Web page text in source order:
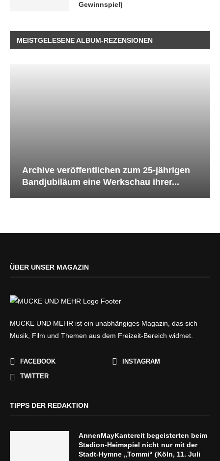
Gewinnspiel)
MEISTGELESENE ALBUM-REZENSIONEN
Archive veröffentlichen zum 25-jährigen
Bandjubiläum eine Werkschau ihrer...
ÜBER UNSER MAGAZIN
MUCKE UND MEHR ist ein unabhängiges Magazin, das sich
Musik, Film und Themen aus dem Freizeit-Bereich widmet.
FACEBOOK
INSTAGRAM
TWITTER
TIPPS DER REDAKTION
AnnenMayKantereit begeisterten beim
Stadion-Heimspiel nicht nur mit der
Stadt-Hymne „Tommi“ (Köln, 11. Juli